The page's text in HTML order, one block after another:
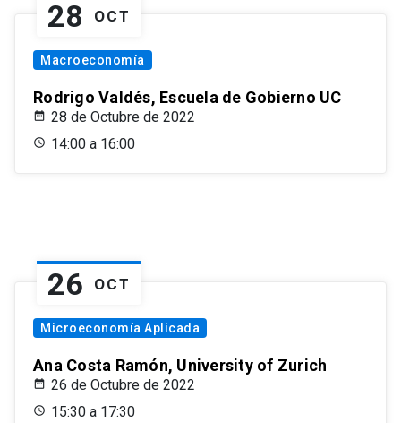
28 OCT
Macroeconomía
Rodrigo Valdés, Escuela de Gobierno UC
28 de Octubre de 2022
14:00 a 16:00
26 OCT
Microeconomía Aplicada
Ana Costa Ramón, University of Zurich
26 de Octubre de 2022
15:30 a 17:30